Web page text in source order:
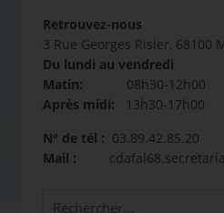
Retrouvez-nous
3 Rue Georges Risler, 68100
Du lundi au vendredi
Matin: 08h30-12h00
Après midi: 13h30-17h00
N° de tél : 03.89.42.85.20
Mail :